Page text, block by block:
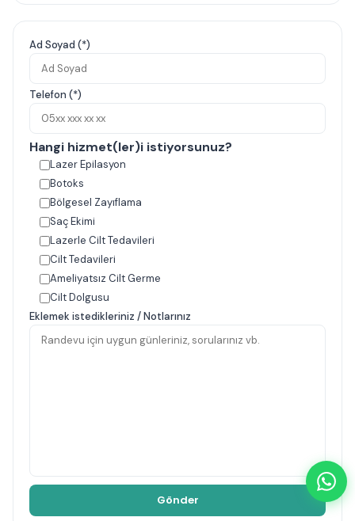
Ad Soyad (*)
Telefon (*)
Hangi hizmet(ler)i istiyorsunuz?
Lazer Epilasyon
Botoks
Bölgesel Zayıflama
Saç Ekimi
Lazerle Cilt Tedavileri
Cilt Tedavileri
Ameliyatsız Cilt Germe
Cilt Dolgusu
Eklemek istedikleriniz / Notlarınız